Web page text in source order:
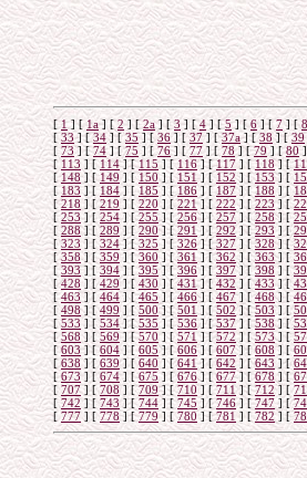
[ 1 ] [ 1а] [2] [2а] [ 3] [4] [5] [6] [ 7] [ 8
[ 33] [34] [35] [36] [ 37] [37а] [38 ] [39
[ 73] [74] [75 ] [ 76] [ 77 ] [ 78] [79 ] [80 ]
[ 113 ] [ 114] [115] [ 116] [117 ] [ 118] [
[148] [ 149 ] [150] [151] [ 152] [153] [
[ 183 ] [ 184 ] [ 185] [186 ] [187 ] [ 188 ] [
[218 ] [219 ] [ 220 ] [221] [ 222] [ 223 ] [
[ 253] [ 254] [255 ] [256] [ 257] [258] [
[ 288] [ 289 ] [290] [ 291 ] [ 292] [293 ] [
[323 ] [ 324] [325 ] [ 326] [327 ] [ 328] [
[358] [ 359 ] [360 ] [361 ] [362 ] [363] [
[ 393] [ 394] [ 395] [396 ] [ 397] [ 398 ] [
[428 ] [429] [ 430 ] [431] [ 432 ] [433 ] [
[463] [ 464] [465] [ 466] [ 467] [468] [
[ 498] [ 499 ] [500] [501 ] [ 502] [503] [
[533] [ 534] [ 535 ] [536] [537] [538] [
[ 568 ] [ 569] [570 ] [571 ] [572 ] [ 573] [
[603] [604 ] [ 605] [606] [ 607] [608 ] [
[638 ] [ 639] [ 640 ] [641] [ 642 ] [643 ] [
[673] [674] [675] [676] [ 677] [ 678 ] [
[ 707] [708 ] [709] [710] [ 711 ] [712] [
[ 742 ] [ 743 ] [ 744 ] [ 745 ] [746] [747] [
[ 777 ] [ 778] [779 ] [ 780] [781 ] [ 782 ] [